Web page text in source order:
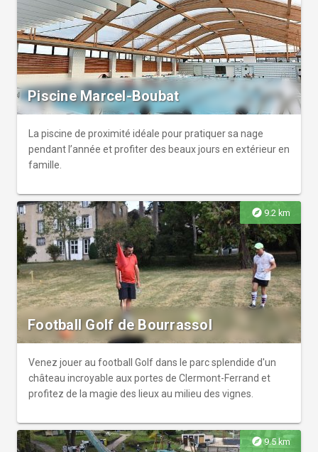
Piscine Marcel-Boubat
La piscine de proximité idéale pour pratiquer sa nage
pendant l’année et profiter des beaux jours en extérieur en
famille.
explore 9.2 km
Football Golf de Bourrassol
Venez jouer au football Golf dans le parc splendide d'un
château incroyable aux portes de Clermont-Ferrand et
profitez de la magie des lieux au milieu des vignes.
explore9.5 km